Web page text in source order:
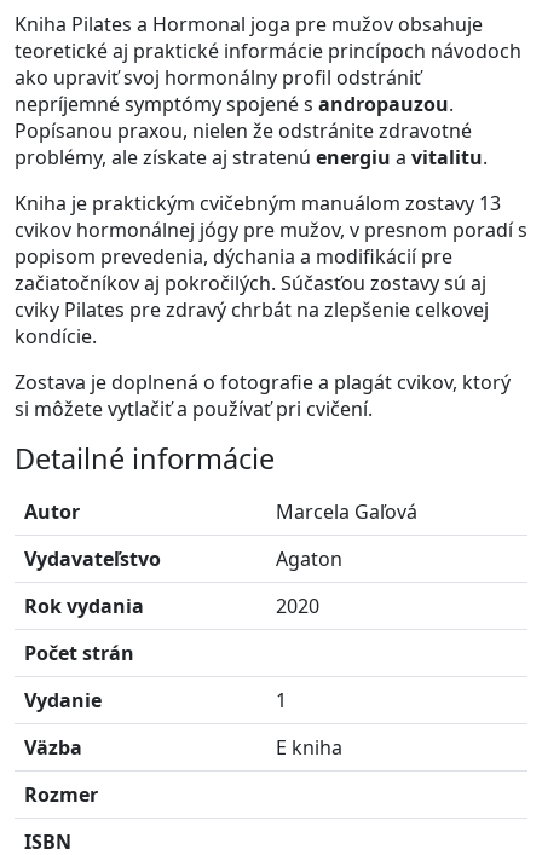
Kniha Pilates a Hormonal joga pre mužov obsahuje
teoretické aj praktické informácie princípoch návodoch
ako upraviť svoj hormonálny profil odstrániť
nepríjemné symptómy spojené s andropauzou.
Popísanou praxou, nielen že odstránite zdravotné
problémy, ale získate aj stratenú energiu a vitalitu.
Kniha je praktickým cvičebným manuálom zostavy 13
cvikov hormonálnej jógy pre mužov, v presnom poradí s
popisom prevedenia, dýchania a modifikácií pre
začiatočníkov aj pokročilých. Súčasťou zostavy sú aj
cviky Pilates pre zdravý chrbát na zlepšenie celkovej
kondície.
Zostava je doplnená o fotografie a plagát cvikov, ktorý
si môžete vytlačiť a používať pri cvičení.
Detailné informácie
Autor
Marcela Gaľová
Vydavateľstvo
Agaton
Rok vydania
2020
Počet strán
Vydanie
1
Väzba
E kniha
Rozmer
ISBN